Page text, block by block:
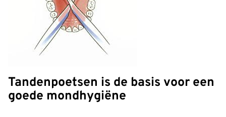
Tandenpoetsen is de basis voor een
goede mondhygiëne